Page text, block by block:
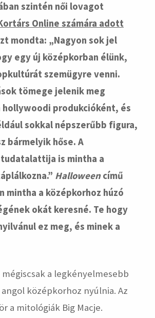
szintén női lovagot
Online számára adott
mondta: „Nagyon sok jel
egy új középkorban élünk,
szemügyre venni.
tömege jelenik meg
produkcióként, és
sokkal népszerűbb figura,
bármelyik hőse. A
is mintha a
Halloweencímű
mintha a középkorhoz húzó
okát keresné. Te hogy
ez meg, és minek a
a legkényelmesebb
középkorhoz nyúlnia. Az
a mitológiák Big Macje.